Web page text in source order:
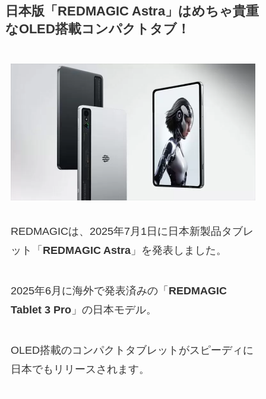
日本版「REDMAGIC Astra」はめちゃ貴重
なOLED搭載コンパクトタブ！
REDMAGICは、2025年7月1日に日本新製品タブレ
ット「 REDMAGIC Astra」を発表しました。
2025年6月に海外で発表済みの「 REDMAGIC
Tablet 3 Pro」の日本モデル。
OLED搭載のコンパクトタブレットがスピーディに
日本でもリリースされます。